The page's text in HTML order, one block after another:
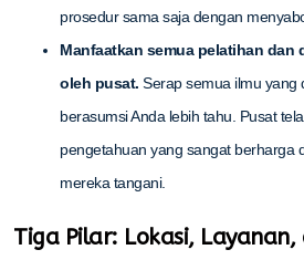
prosedur sama saja dengan
Manfaatkan semua pelatihan dan
oleh pusat. Serap semua ilmu yang
berasumsi Anda lebih tahu. Pusat
pengetahuan yang sangat berharga
mereka tangani.
Tiga Pilar: Lokasi, Layanan,